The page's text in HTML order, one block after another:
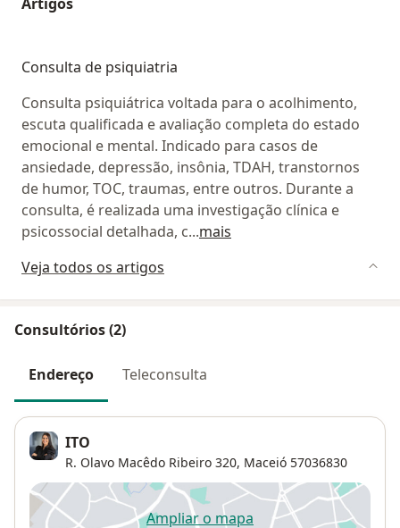
Consulta de psiquiatria
Consulta psiquiátrica voltada para o acolhimento,
escuta qualificada e avaliação completa do estado
emocional e mental. Indicado para casos de
ansiedade, depressão, insônia, TDAH, transtornos
de humor, TOC, traumas, entre outros. Durante a
consulta, é realizada uma investigação clínica e
psicossocial detalhada, c...mais
Veja todos os artigos
Consultórios (2)
Endereço Teleconsulta
ITO
R. Olavo Macêdo Ribeiro 320, Maceió 57036830
Ampliar o mapa